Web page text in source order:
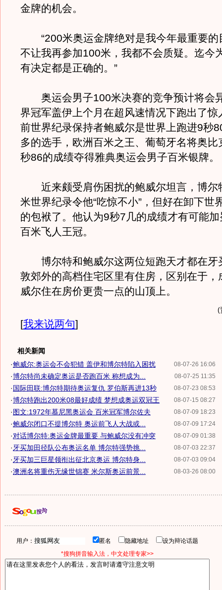
金牌的机会。
“200米奥运金牌绝对是我今年最重要的
不让我再参加100米，我都不会质疑。迄今
有决定都是正确的。”
奥运会男子100米决赛的竞争预计将会
界冠军盖伊上个月在超风速情况下跑出了惊
前世界纪录保持者鲍威尔是世界上跑进9秒
多的选手，欧洲百米之王、葡萄牙名将奥比
秒86的成绩夺得雅典奥运会男子百米银牌。
近来颇受肩伤困扰的鲍威尔坦言，博尔
米世界纪录令他“吃惊不小”，但好在卸下世
的包袱了。他认为9秒7几的成绩才有可能
百米飞人王冠。
博尔特和鲍威尔这两位短跑天才都在牙
敦郊外的高档住宅区里有住房，区别在于，
威尔住在房价更贵一点的山顶上。
(
[我来说两句]
相关新闻
08-07-26 16:06
·鲍威尔:奥运会不会犯错 盖伊和博尔特陷入困扰
08-07-25 11:35
·博尔特尚未确定奥运是否跑百米 称想成为...
08-07-23 08:53
·国际田联:博尔特期待奥运复仇 罗伯斯再进13秒
08-07-15 08:27
·博尔特跑出200米08最好成绩 梦想成奥运双冠王
08-07-09 18:23
·图文:1972年慕尼黑奥运会 百米冠军博尔佐夫
08-07-09 17:24
·鲍威尔闭口不提博尔特 奥运前飞人大战或...
08-07-09 01:38
·对话博尔特:奥运金牌最重要 与鲍威尔没有冲突
08-07-03 22:37
·牙买加田径队公布奥运名单 博尔特强势挑...
08-07-03 09:04
·牙买加三巨星领衔出征北京奥运 博尔特身...
08-03-26 08:00
·澳洲名将重伤无缘世锦赛 米尔斯奥运前景...
用户： 匿名 隐藏地址
设为辩论话题
*搜狗拼音输入法，中文处理专家>>